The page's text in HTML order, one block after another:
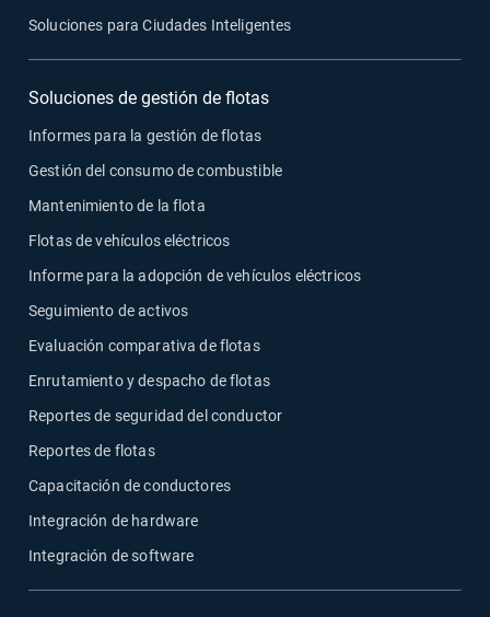
Soluciones para Ciudades Inteligentes
Soluciones de gestión de flotas
Informes para la gestión de flotas
Gestión del consumo de combustible
Mantenimiento de la flota
Flotas de vehículos eléctricos
Informe para la adopción de vehículos eléctricos
Seguimiento de activos
Evaluación comparativa de flotas
Enrutamiento y despacho de flotas
Reportes de seguridad del conductor
Reportes de flotas
Capacitación de conductores
Integración de hardware
Integración de software